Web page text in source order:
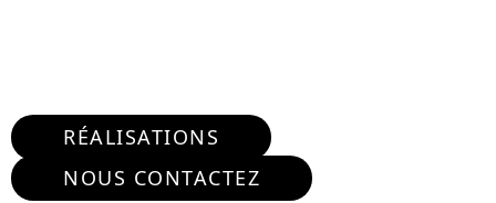
RÉALISATIONS
NOUS CONTACTEZ